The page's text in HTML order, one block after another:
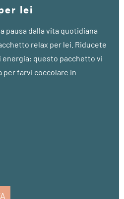
lei
pausa dalla vita quotidiana
relax per lei. Riducete
questo pacchetto vi
per farvi coccolare in
(55 min.)